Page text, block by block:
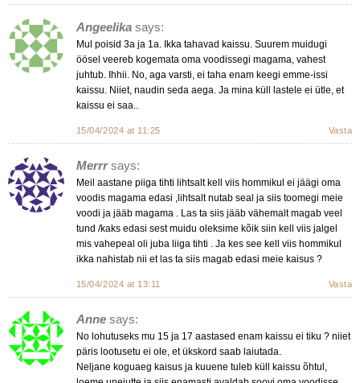
Angeelika says:
Mul poisid 3a ja 1a. Ikka tahavad kaissu. Suurem muidugi
öösel veereb kogemata oma voodissegi magama, vahest
juhtub. Ihhii. No, aga varsti, ei taha enam keegi emme-issi
kaissu. Niiet, naudin seda aega. Ja mina küll lastele ei ütle, et
kaissu ei saa..
15/04/2024 at 11:25 Vasta
Merrr says:
Meil aastane piiga tihti lihtsalt kell viis hommikul ei jäägi oma
voodis magama edasi ,lihtsalt nutab seal ja siis toomegi meie
voodi ja jääb magama . Las ta siis jääb vähemalt magab veel
tund /kaks edasi sest muidu oleksime kõik siin kell viis jalgel
mis vahepeal oli juba liiga tihti . Ja kes see kell viis hommikul
ikka nahistab nii et las ta siis magab edasi meie kaisus ?
15/04/2024 at 13:11 Vasta
Anne says:
No lohutuseks mu 15 ja 17 aastased enam kaissu ei tiku ? niiet
päris lootusetu ei ole, et ükskord saab laiutada.
Neljane koguaeg kaisus ja kuuene tuleb küll kaissu õhtul,